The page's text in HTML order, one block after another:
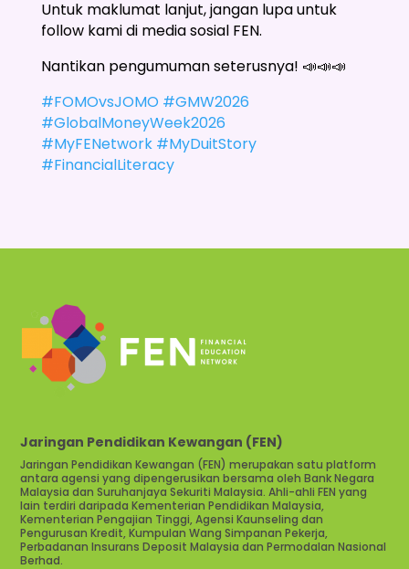
Untuk maklumat lanjut, jangan lupa untuk
follow kami di media sosial FEN.
Nantikan pengumuman seterusnya! 📣📣📣
#FOMOvsJOMO #GMW2026
#GlobalMoneyWeek2026
#MyFENetwork #MyDuitStory
#FinancialLiteracy
Jaringan Pendidikan Kewangan (FEN)
Jaringan Pendidikan Kewangan (FEN) merupakan satu platform
antara agensi yang dipengerusikan bersama oleh Bank Negara
Malaysia dan Suruhanjaya Sekuriti Malaysia. Ahli-ahli FEN yang
lain terdiri daripada Kementerian Pendidikan Malaysia,
Kementerian Pengajian Tinggi, Agensi Kaunseling dan
Pengurusan Kredit, Kumpulan Wang Simpanan Pekerja,
Perbadanan Insurans Deposit Malaysia dan Permodalan Nasional
Berhad.